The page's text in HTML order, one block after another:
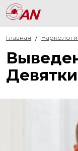
Главная